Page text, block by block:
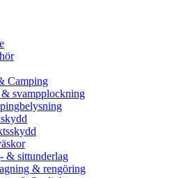
Camping
svampplockning
& sittunderlag
& rengöring